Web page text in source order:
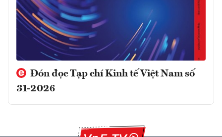
Đón đọc Tạp chí Kinh tế Việt Nam số
31-2026